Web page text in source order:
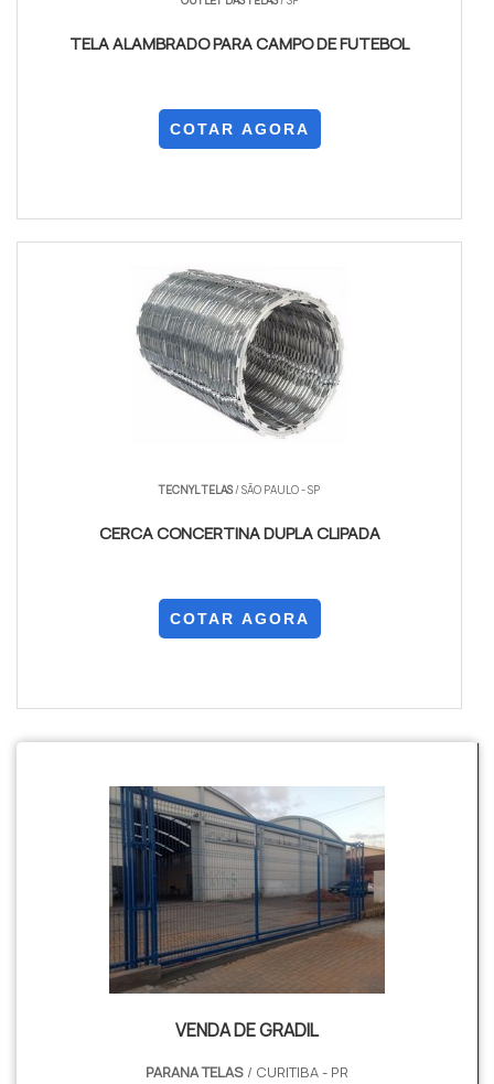
TELA ALAMBRADO PARA CAMPO DE FUTEBOL
COTAR AGORA
TECNYL TELAS/ SÃO PAULO - SP
CERCA CONCERTINA DUPLA CLIPADA
COTAR AGORA
VENDA DE GRADIL
PARANA TELAS / CURITIBA - PR